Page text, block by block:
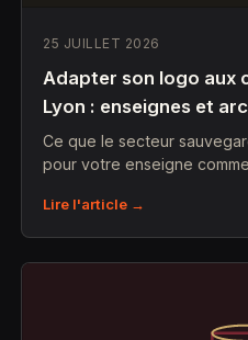
25 JUILLET 2026
Adapter son logo aux
Lyon : enseignes et
Ce que le secteur
pour votre enseigne
Lire l'article →